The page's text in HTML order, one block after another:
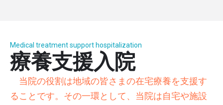
Medical treatment support hospitalization
療養支援入院
当院の役割は地域の皆さまの在宅療養を支援す
ることです。その一環として、当院は自宅や施設